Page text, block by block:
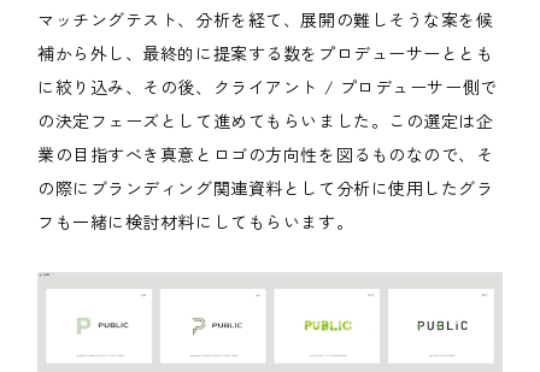
マッチングテスト、分析を経て、展開の難しそうな案を候
補から外し、最終的に提案する数をプロデューサーととも
に絞り込み、その後、クライアント / プロデューサー側で
の決定フェーズとして進めてもらいました。この選定は企
業の目指すべき真意とロゴの方向性を図るものなので、そ
の際にブランディング関連資料として分析に使用したグラ
フも一緒に検討材料にしてもらいます。